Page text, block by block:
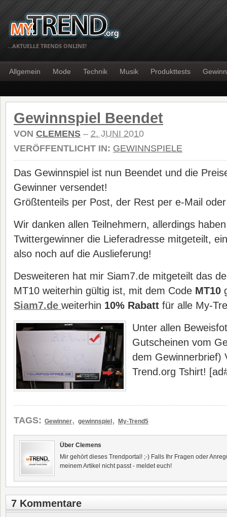
…AKTUELLE TRENDS ONLINE!
Allgemein Mode Technik Musik Produkttests
Gewinnspiel Beendet
VON CLEMENS – 2. JUNI 2010
VERÖFFENTLICHT IN: GEWINNSPIELE
Das Gewinnspiel ist nun Beendet und die
Gewinner versendet!
Größtenteils per Post, der Rest per e-Mail
Wir danken allen Teilnehmern, allerdings
Twittergewinner die Lieferadresse mitgeteilt,
also noch auf die Auslieferung!
Desweiteren hat mir Siam7.de mitgeteilt das
MT10 weiterhin gültig ist, mit dem Code MT10
Siam7.de weiterhin 10% Rabatt für alle My-
Unter allen
Gutscheinen vom
dem Gewinnerbrief)
Trend.org Tshirt!
TAGS: Gewinner, gewinnspiel , My-Trend5
Über Clemens
Mir gehört dieses Trendportal! ;-) Falls Ihr Fragen oder
meinem Artikel nicht passt - meldet euch!
7 Kommentare